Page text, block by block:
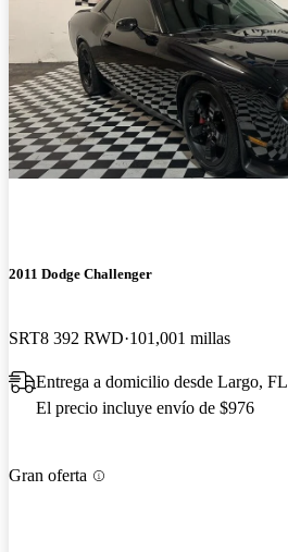
2011 Dodge Challenger
SRT8 392 RWD 101,001 millas
Entrega a domicilio desde Largo, FL
El precio incluye envío de $976
Gran oferta